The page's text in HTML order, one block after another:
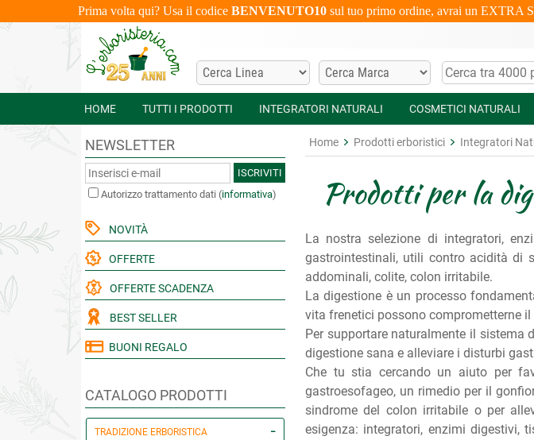
Prima volta qui? Usa il codice BENVENUTO10sul tuo primo ordine, avrai un EXTRA
HOME TUTTI I PRODOTTI INTEGRATORI NATURALI COSMETICI NATURALI
NEWSLETTER
ISCRIVITI
Autorizzo trattamento dati (informativa)
NOVITÀ
OFFERTE
OFFERTE SCADENZA
BEST SELLER
BUONI REGALO
CATALOGO PRODOTTI
TRADIZIONE ERBORISTICA
Home Prodotti erboristici Integratori
Prodotti per la
La nostra selezione di integratori,
gastrointestinali, utili contro acidità di
addominali, colite, colon irritabile.
La digestione è un processo
vita frenetici possono comprometterne
Per supportare naturalmente il sistema
digestione sana e alleviare i disturbi
Che tu stia cercando un aiuto per
gastroesofageo, un rimedio per il
sindrome del colon irritabile o per
esigenza: integratori, enzimi digestivi,